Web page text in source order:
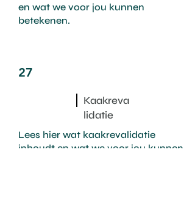
en wat we voor jou kunnen
betekenen.
27
Kaakreva
lidatie
Lees hier wat kaakrevalidatie
inhoudt en wat we voor jou kunnen